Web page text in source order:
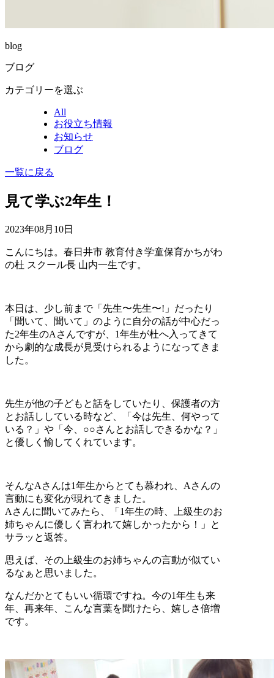
blog
ブログ
カテゴリーを選ぶ
All
お役立ち情報
お知らせ
ブログ
一覧に戻る
見て学ぶ2年生！
2023年08月10日
こんにちは。春日井市 教育付き学童保育かちがわ
の杜 スクール長 山内一生です。
本日は、少し前まで「先生〜先生〜!」だったり
「聞いて、聞いて」のように自分の話が中心だっ
た2年生のAさんですが、1年生が杜へ入ってきて
から劇的な成長が見受けられるようになってきま
した。
先生が他の子どもと話をしていたり、保護者の方
とお話ししている時など、「今は先生、何やって
いる？」や「今、○○さんとお話しできるかな？」
と優しく愉してくれています。
そんなAさんは1年生からとても慕われ、Aさんの
言動にも変化が現れてきました。
Aさんに聞いてみたら、「1年生の時、上級生のお
姉ちゃんに優しく言われて嬉しかったから！」と
サラッと返答。
思えば、その上級生のお姉ちゃんの言動が似てい
るなぁと思いました。
なんだかとてもいい循環ですね。今の1年生も来
年、再来年、こんな言葉を聞けたら、嬉しさ倍増
です。